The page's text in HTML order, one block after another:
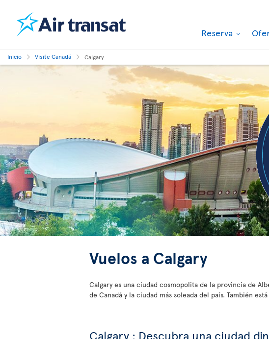
Reserva
Inicio Visite Canadá Calgary
Vuelos a Calgary
Calgary es una ciudad cosmopolita de la provincia de
de Canadá y la ciudad más soleada del país. También
Calgary : Descubra una ciudad